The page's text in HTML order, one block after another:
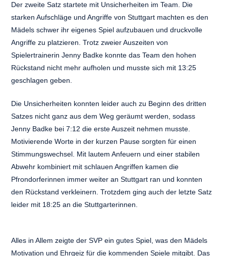
Der zweite Satz startete mit Unsicherheiten im Team. Die
starken Aufschläge und Angriffe von Stuttgart machten es den
Mädels schwer ihr eigenes Spiel aufzubauen und druckvolle
Angriffe zu platzieren. Trotz zweier Auszeiten von
Spielertrainerin Jenny Badke konnte das Team den hohen
Rückstand nicht mehr aufholen und musste sich mit 13:25
geschlagen geben.
Die Unsicherheiten konnten leider auch zu Beginn des dritten
Satzes nicht ganz aus dem Weg geräumt werden, sodass
Jenny Badke bei 7:12 die erste Auszeit nehmen musste.
Motivierende Worte in der kurzen Pause sorgten für einen
Stimmungswechsel. Mit lautem Anfeuern und einer stabilen
Abwehr kombiniert mit schlauen Angriffen kamen die
Pfrondorferinnen immer weiter an Stuttgart ran und konnten
den Rückstand verkleinern. Trotzdem ging auch der letzte Satz
leider mit 18:25 an die Stuttgarterinnen.
Alles in Allem zeigte der SVP ein gutes Spiel, was den Mädels
Motivation und Ehrgeiz für die kommenden Spiele mitgibt. Das